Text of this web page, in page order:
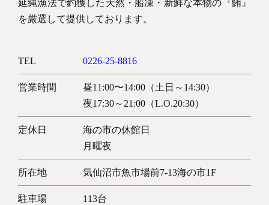
延縄漁法で釣獲した天然・船凍・新鮮な本物の『鮪』
を厳選して提供しております。
TEL 0226-25-8816
営業時間
昼11:00〜14:00（土日～14:30）
夜17:30～21:00（L.O.20:30）
定休日
海の市の休館日
月曜夜
所在地 気仙沼市魚市場前7-13海の市1F
駐車場 113台